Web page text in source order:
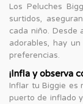
Los Peluches
surtidos,
cada niño. Desde
adorables, hay
preferencias.
¡Infla y observa
Inflar tu Biggie es
puerto de inflado